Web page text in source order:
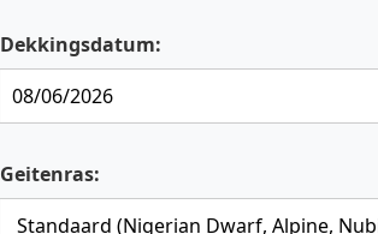
Dekkingsdatum:
Geitenras: